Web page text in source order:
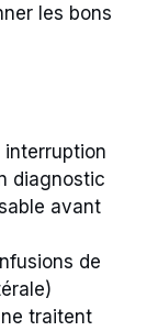
les bons
interruption
diagnostic
avant
de
traitent